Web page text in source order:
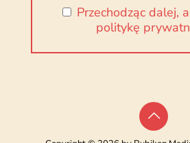
Przechodząc dalej,
politykę